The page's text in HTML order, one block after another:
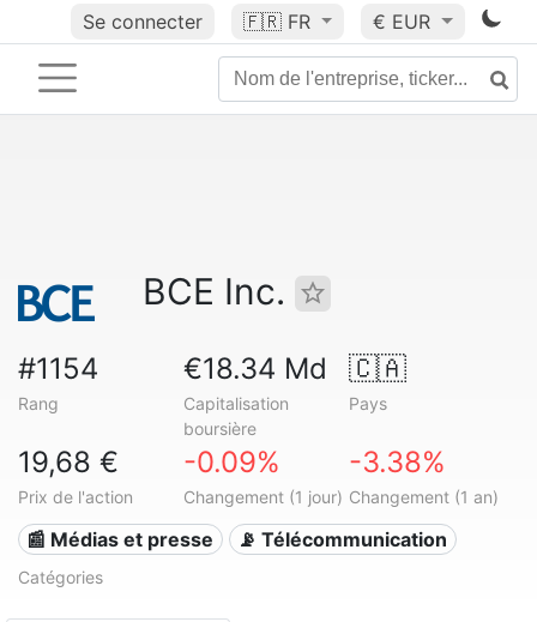
Se connecter 🇫🇷 FR € EUR
BCE Inc.
#1154
Rang
€18.34 Md
Capitalisation
boursière
🇨🇦
Pays
19,68 €
Prix de l'action
-0.09%
Changement (1 jour)
-3.38%
Changement (1 an)
📰 Médias et presse 📡 Télécommunication
Catégories